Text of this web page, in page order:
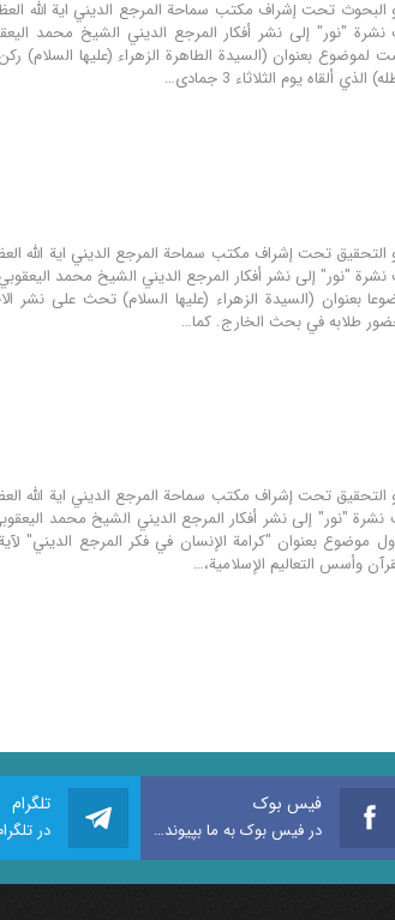
نشرة "نور" إلى نشر أفكار المرجع الديني الشيخ محمد
لموضوع بعنوان (السيدة الطاهرة الزهراء (عليها السلام)
ألقاه يوم الثلاثاء 3 جمادى…
نشرة "نور" إلى نشر أفكار المرجع الديني الشيخ محمد
بعنوان (السيدة الزهراء (عليها السلام) تحث على نشر
طلابه في بحث الخارج. كما…
نشرة "نور" إلى نشر أفكار المرجع الديني الشيخ محمد
موضوع بعنوان "كرامة الإنسان في فكر المرجع الدیني"
وأسس التعاليم الإسلامية،…
فیس بوک
در فیس بوک به ما بپیوندید
تلگرام
در